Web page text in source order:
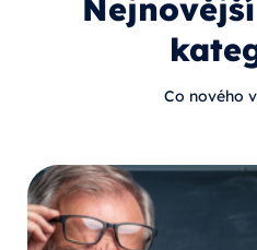
Co nového